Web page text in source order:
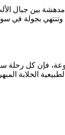
بين جبال
وتنتهي بجولة في
فإن كل رحلة
الخلابة